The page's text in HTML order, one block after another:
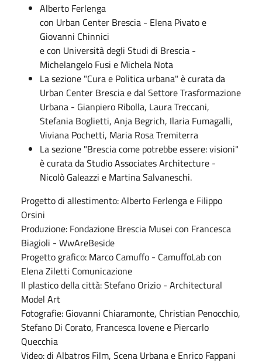
Alberto Ferlenga
con Urban Center Brescia - Elena Pivato e
Giovanni Chinnici
e con Università degli Studi di Brescia -
Michelangelo Fusi e Michela Nota
La sezione "Cura e Politica urbana" è curata da
Urban Center Brescia e dal Settore Trasformazione
Urbana - Gianpiero Ribolla, Laura Treccani,
Stefania Boglietti, Anja Begrich, Ilaria Fumagalli,
Viviana Pochetti, Maria Rosa Tremiterra
La sezione "Brescia come potrebbe essere: visioni"
è curata da Studio Associates Architecture -
Nicolò Galeazzi e Martina Salvaneschi.
Progetto di allestimento: Alberto Ferlenga e Filippo
Orsini
Produzione: Fondazione Brescia Musei con Francesca
Biagioli - WwAreBeside
Progetto grafico: Marco Camuffo - CamuffoLab con
Elena Ziletti Comunicazione
Il plastico della città: Stefano Orizio - Architectural
Model Art
Fotografie: Giovanni Chiaramonte, Christian Penocchio,
Stefano Di Corato, Francesca Iovene e Piercarlo
Quecchia
Video: di Albatros Film, Scena Urbana e Enrico Fappani